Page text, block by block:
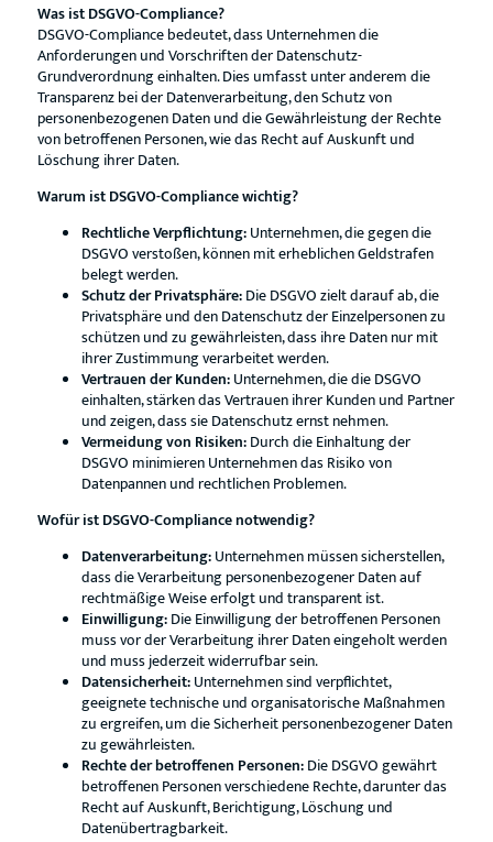
Was ist DSGVO-Compliance?
DSGVO-Compliance bedeutet, dass Unternehmen die
Anforderungen und Vorschriften der Datenschutz-
Grundverordnung einhalten. Dies umfasst unter anderem die
Transparenz bei der Datenverarbeitung, den Schutz von
personenbezogenen Daten und die Gewährleistung der Rechte
von betroffenen Personen, wie das Recht auf Auskunft und
Löschung ihrer Daten.
Warum ist DSGVO-Compliance wichtig?
Rechtliche Verpflichtung:Unternehmen, die gegen die
DSGVO verstoßen, können mit erheblichen Geldstrafen
belegt werden.
Schutz der Privatsphäre:Die DSGVO zielt darauf ab, die
Privatsphäre und den Datenschutz der Einzelpersonen zu
schützen und zu gewährleisten, dass ihre Daten nur mit
ihrer Zustimmung verarbeitet werden.
Vertrauen der Kunden:Unternehmen, die die DSGVO
einhalten, stärken das Vertrauen ihrer Kunden und Partner
und zeigen, dass sie Datenschutz ernst nehmen.
Vermeidung von Risiken:Durch die Einhaltung der
DSGVO minimieren Unternehmen das Risiko von
Datenpannen und rechtlichen Problemen.
Wofür ist DSGVO-Compliance notwendig?
Datenverarbeitung:Unternehmen müssen sicherstellen,
dass die Verarbeitung personenbezogener Daten auf
rechtmäßige Weise erfolgt und transparent ist.
Einwilligung:Die Einwilligung der betroffenen Personen
muss vor der Verarbeitung ihrer Daten eingeholt werden
und muss jederzeit widerrufbar sein.
Datensicherheit:Unternehmen sind verpflichtet,
geeignete technische und organisatorische Maßnahmen
zu ergreifen, um die Sicherheit personenbezogener Daten
zu gewährleisten.
Rechte der betroffenen Personen:Die DSGVO gewährt
betroffenen Personen verschiedene Rechte, darunter das
Recht auf Auskunft, Berichtigung, Löschung und
Datenübertragbarkeit.